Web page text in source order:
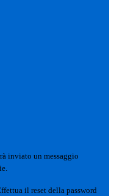
inviato un messaggio
il reset della password